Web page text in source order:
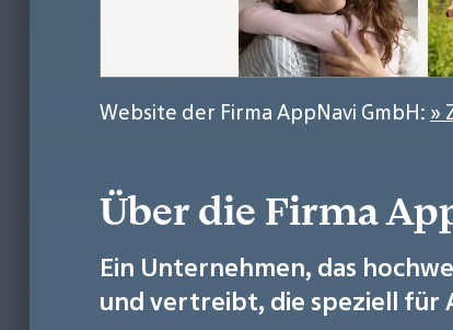
Website der Firma AppNavi GmbH: »
Über die Firma
Ein Unternehmen, das
und vertreibt, die speziell für